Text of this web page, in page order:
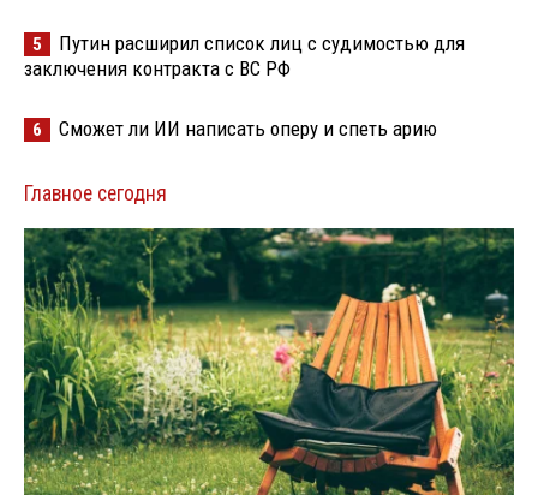
5
Путин расширил список лиц с судимостью для
заключения контракта с ВС РФ
6 Сможет ли ИИ написать оперу и спеть арию
Главное сегодня